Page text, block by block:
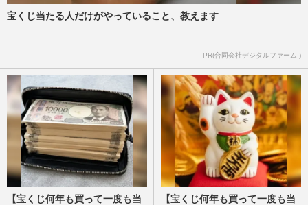
宝くじ当たる人だけがやっていること、教えます
PR(合同会社デジタルファーム )
【宝くじ何年も買って一度も当
【宝くじ何年も買って一度も当